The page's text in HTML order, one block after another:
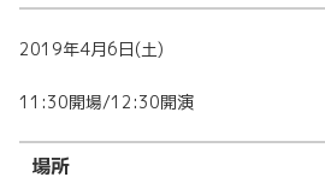
2019年4月6日(土)
11:30開場/12:30開演
場所